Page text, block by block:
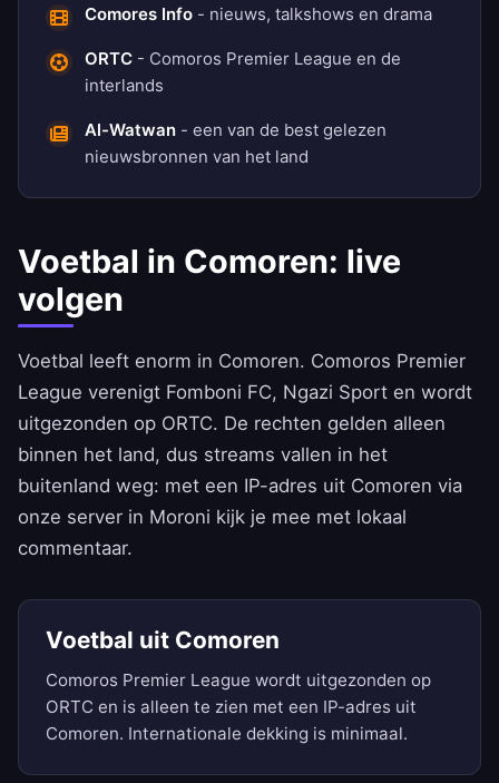
Comores Info - nieuws, talkshows en drama
ORTC - Comoros Premier League en de
interlands
Al-Watwan - een van de best gelezen
nieuwsbronnen van het land
Voetbal in Comoren: live
volgen
Voetbal leeft enorm in Comoren. Comoros Premier
League verenigt Fomboni FC, Ngazi Sport en wordt
uitgezonden op ORTC. De rechten gelden alleen
binnen het land, dus streams vallen in het
buitenland weg: met een IP-adres uit Comoren via
onze server in Moroni kijk je mee met lokaal
commentaar.
Voetbal uit Comoren
Comoros Premier League wordt uitgezonden op
ORTC en is alleen te zien met een IP-adres uit
Comoren. Internationale dekking is minimaal.